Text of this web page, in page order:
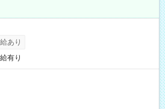
あり
有り